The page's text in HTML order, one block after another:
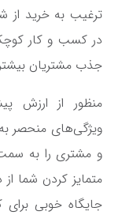
ترغیب به خرید از
در کسب و کار کوچک
جذب مشتریان
منظور از ارزش
ویژگی‌های منحصر
و مشتری را به
متمایز کردن شما از
جایگاه خوبی